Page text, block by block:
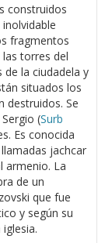
construidos
fragmentos
torres del
de la ciudadela y
situados los
destruidos. Se
(Surb
Es conocida
jachcar
armenio. La
de un
que fue
y según su